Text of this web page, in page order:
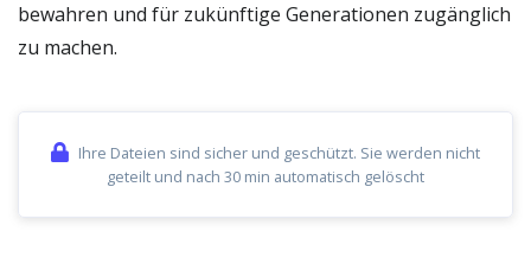
bewahren und für zukünftige Generationen zugänglich
zu machen.
Ihre Dateien sind sicher und geschützt. Sie werden nicht
geteilt und nach 30 min automatisch gelöscht